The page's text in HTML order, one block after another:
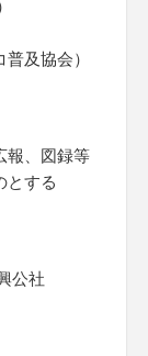
及協会）
報、図録等
とする
公社